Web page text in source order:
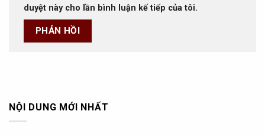
duyệt này cho lần bình luận kế tiếp của tôi.
NỘI DUNG MỚI NHẤT